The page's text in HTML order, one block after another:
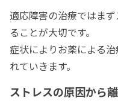
適応障害の治療ではま
ることが大切です。
症状によりお薬による
れていきます。
ストレスの原因から